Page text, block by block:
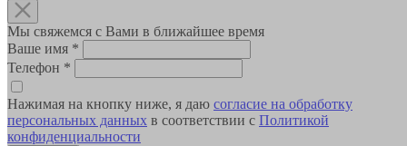
Мы свяжемся с Вами в ближайшее время
Ваше имя *
Телефон *
Нажимая на кнопку ниже, я даю согласие на обработку
персональных данных в соответствии с Политикой
конфиденциальности